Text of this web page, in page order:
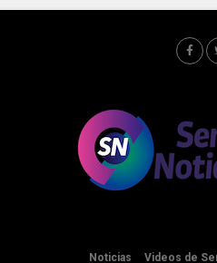
Noticias Videos de